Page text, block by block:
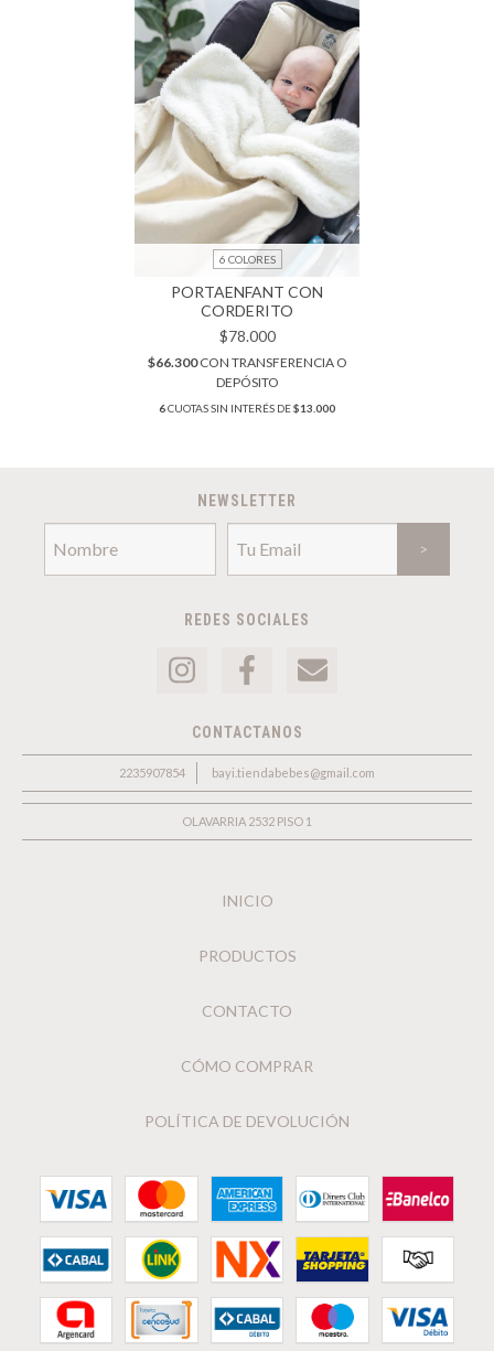
6 COLORES
PORTAENFANT CON
CORDERITO
$78.000
$66.300CON TRANSFERENCIA O
DEPÓSITO
6CUOTAS SIN INTERÉS DE$13.000
NEWSLETTER
REDES SOCIALES
CONTACTANOS
2235907854 bayi.tiendabebes@gmail.com
OLAVARRIA 2532 PISO 1
INICIO
PRODUCTOS
CONTACTO
CÓMO COMPRAR
POLÍTICA DE DEVOLUCIÓN